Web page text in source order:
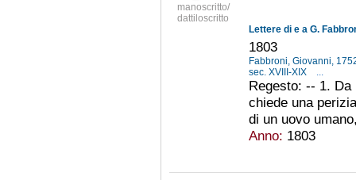
manoscritto/
dattiloscritto
Lettere di e a G.
1803
Fabbroni, Giovanni,
sec. XVIII-XIX
Regesto: -- 1.
chiede una
di un uovo
Anno: 1803